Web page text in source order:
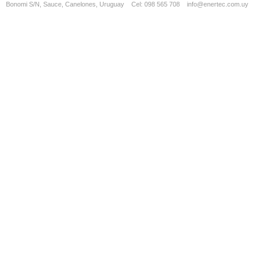
Bonomi S/N, Sauce, Canelones, Uruguay Cel: 098 565 708 info@enertec.com.uy